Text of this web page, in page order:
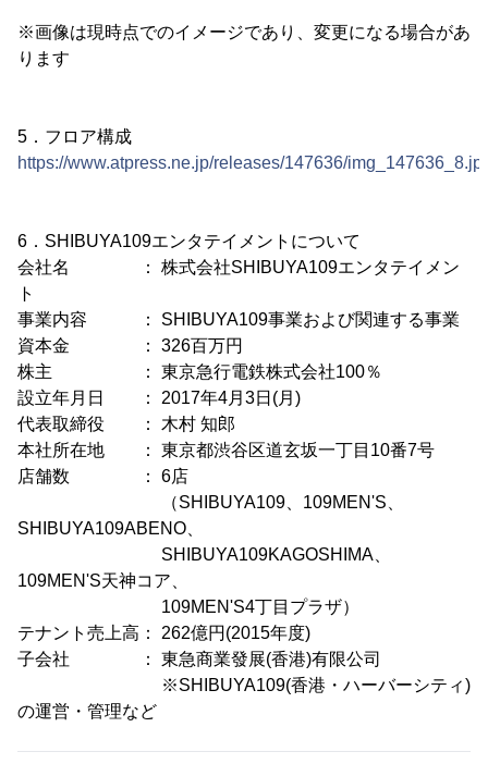
※画像は現時点でのイメージであり、変更になる場合があ
ります
5．フロア構成
https://www.atpress.ne.jp/releases/147636/
6．SHIBUYA109エンタテイメントについて
会社名 ： 株式会社SHIBUYA109エンタテイメン
ト
事業内容 ： SHIBUYA109事業および関連する事業
資本金 ： 326百万円
株主 ： 東京急行電鉄株式会社100％
設立年月日 ： 2017年4月3日(月)
代表取締役 ： 木村 知郎
本社所在地 ： 東京都渋谷区道玄坂一丁目10番7号
店舗数 ： 6店
（SHIBUYA109、109MEN'S、
SHIBUYA109ABENO、
SHIBUYA109KAGOSHIMA、
109MEN'S天神コア、
109MEN'S4丁目プラザ）
テナント売上高： 262億円(2015年度)
子会社 ： 東急商業發展(香港)有限公司
※SHIBUYA109(香港・ハーバーシティ)
の運営・管理など